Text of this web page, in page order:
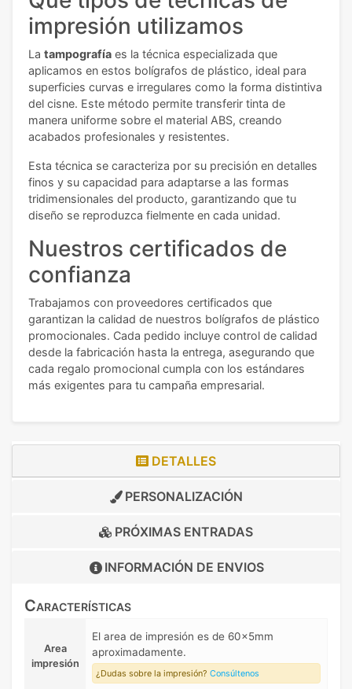
impresión utilizamos
La tampografía es la técnica especializada que
aplicamos en estos bolígrafos de plástico, ideal para
superficies curvas e irregulares como la forma distintiva
del cisne. Este método permite transferir tinta de
manera uniforme sobre el material ABS, creando
acabados profesionales y resistentes.
Esta técnica se caracteriza por su precisión en detalles
finos y su capacidad para adaptarse a las formas
tridimensionales del producto, garantizando que tu
diseño se reproduzca fielmente en cada unidad.
Nuestros certificados de
confianza
Trabajamos con proveedores certificados que
garantizan la calidad de nuestros bolígrafos de plástico
promocionales. Cada pedido incluye control de calidad
desde la fabricación hasta la entrega, asegurando que
cada regalo promocional cumpla con los estándares
más exigentes para tu campaña empresarial.
DETALLES
PERSONALIZACIÓN
PRÓXIMAS ENTRADAS
INFORMACIÓN DE ENVIOS
Características
Area
impresión
El area de impresión es de 60x5mm
aproximadamente.
¿Dudas sobre la impresión? Consúltenos